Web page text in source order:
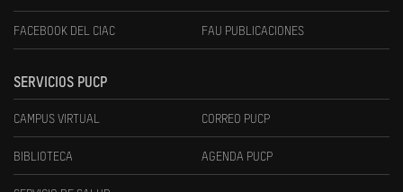
FACEBOOK DEL CIAC FAU PUBLICACIONES
SERVICIOS PUCP
CAMPUS VIRTUAL CORREO PUCP
BIBLIOTECA AGENDA PUCP